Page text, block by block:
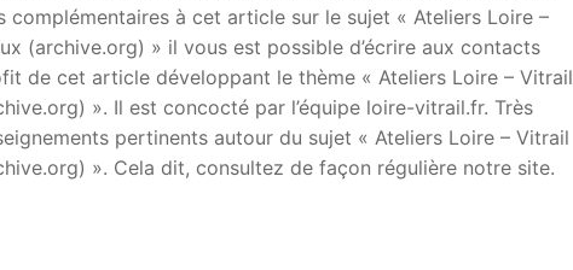
à cet article sur le sujet « Ateliers Loire –
(archive.org) » il vous est possible d’écrire aux contacts
de cet article développant le thème « Ateliers Loire – Vitrail
». Il est concocté par l’équipe loire-vitrail.fr. Très
pertinents autour du sujet « Ateliers Loire – Vitrail
». Cela dit, consultez de façon régulière notre site.